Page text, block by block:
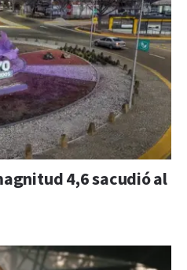
4,6 sacudió al